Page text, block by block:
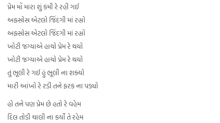
પ્રેમ મોં મારા શું કમી રે રહી ગઈ
અફસોસ એટલો જિંદગી માં રહ્યો
અફસોસ એટલો જિંદગી માં રહ્યો
ખોટી જગ્યાએ હાચો પ્રેમ રે થયો
ખોટી જગ્યાએ હાચો પ્રેમ રે થયો
તું ભૂલી રે ગઈ હું ભૂલી ના શક્યો
મારી આંખો રે રડી તને ફરક ના પડ્યો
હો તને પણ પ્રેમ છે હતો રે વહેમ
દિલ તોડી ચાલી ના કર્યો તે રહેમ